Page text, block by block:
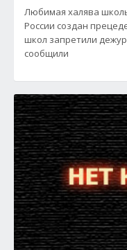
Любимая халява
России создан
школ запретили
сообщили